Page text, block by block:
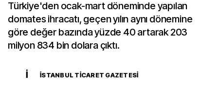
Türkiye'den ocak-mart döneminde yapılan
domates ihracatı, geçen yılın aynı dönemine
göre değer bazında yüzde 40 artarak 203
milyon 834 bin dolara çıktı.
İ İSTANBUL TICARET GAZETESI